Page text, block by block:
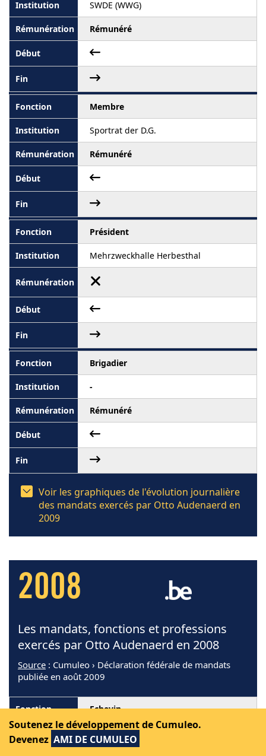
SWDE (WWG)
Rémunéré
Membre
Sportrat der D.G.
Rémunéré
Président
Mehrzweckhalle Herbesthal
Brigadier
-
Rémunéré
Voir les graphiques de l'évolution journalière
des mandats exercés par Otto Audenaerd en
2009
2008
Les mandats, fonctions et professions
exercés par Otto Audenaerd en 2008
Source : Cumuleo › Déclaration fédérale de mandats
publiée en août 2009
Echevin
Commune de Lontzen
Soutenez le développement de Cumuleo.
Devenez AMI DE CUMULEO